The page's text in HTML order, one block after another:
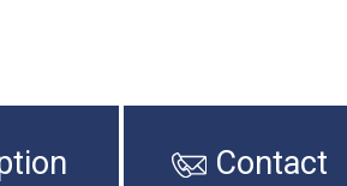
Contact